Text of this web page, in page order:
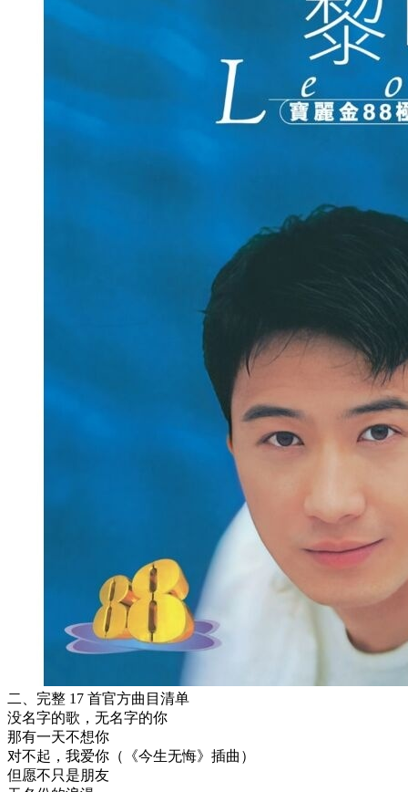
二、完整 17 首官方曲目清单
没名字的歌，无名字的你
那有一天不想你
对不起，我爱你（《今生无悔》插曲）
但愿不只是朋友